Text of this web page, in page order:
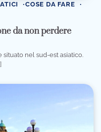
COSE DA FARE
da non perdere
situato nel sud-est asiatico.